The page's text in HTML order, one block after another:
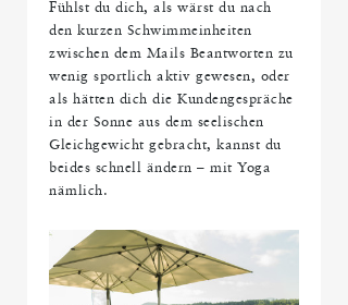
Fühlst du dich, als wärst du nach
den kurzen Schwimmeinheiten
zwischen dem Mails Beantworten zu
wenig sportlich aktiv gewesen, oder
als hätten dich die Kundengespräche
in der Sonne aus dem seelischen
Gleichgewicht gebracht, kannst du
beides schnell ändern – mit Yoga
nämlich.